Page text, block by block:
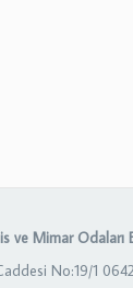
ve Mimar Odaları
No:19/1